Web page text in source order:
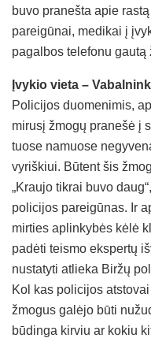
buvo pranešta apie
pareigūnai, medikai į
pagalbos telefonu gautą
Įvykio vieta –
Policijos duomenimis,
mirusį žmogų pranešė į
tuose namuose
vyriškiui. Būtent šis
„Kraujo tikrai buvo
policijos pareigūnas. Ir
mirties aplinkybės kėlė
padėti teismo ekspertų
nustatyti atlieka Biržų
Kol kas policijos
žmogus galėjo būti
būdinga kirviu ar kokiu